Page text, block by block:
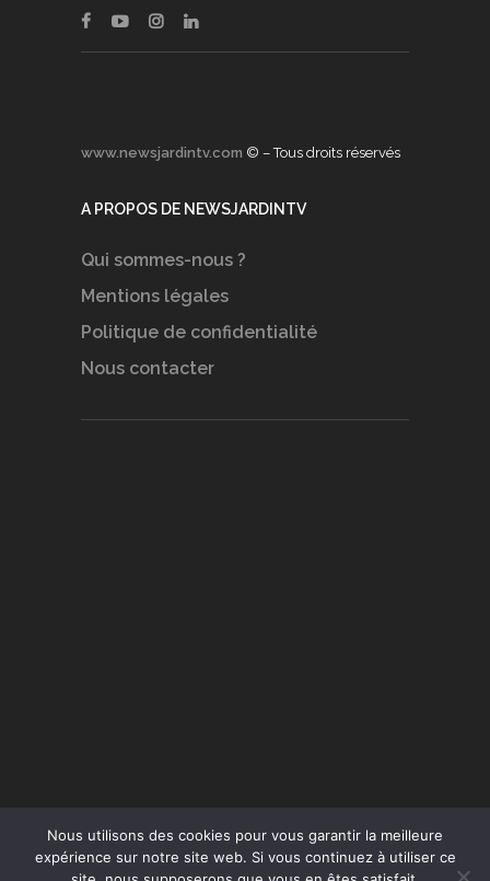
www.newsjardintv.com © – Tous droits réservés
A PROPOS DE NEWSJARDINTV
Qui sommes-nous ?
Mentions légales
Politique de confidentialité
Nous contacter
Nous utilisons des cookies pour vous garantir la meilleure
expérience sur notre site web. Si vous continuez à utiliser ce